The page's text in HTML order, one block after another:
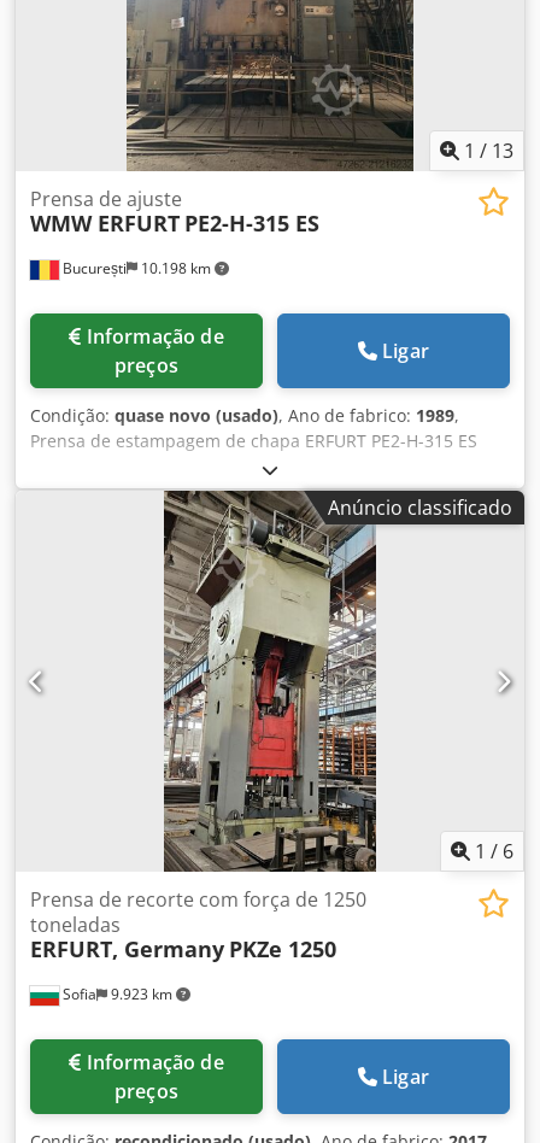
1 / 13
București 10.198 km
Prensa de ajuste
WMW ERFURT PE2-H-315 ES
preços
Ligar
Condição: quase novo (usado), Ano de fabrico: 1989,
Prensa de estampagem de chapa ERFURT PE2-H-315 ES
Fabricante: ERFURT Dkedpfxsyir Uks Apcor Fabricado na
Alemanha Especificações: Força máxima do cursor na
distância até o ponto morto inferior 12,5 mm: 3150 kN
Força do cursor na distância até o ponto morto inferior 160
mm: 1100 kN Quantidade de forças em vazio: 25 mm Curso
do cursor: 500 mm Altura mínima de fechamento: 680 mm
Altura máxima de fechamento: 1000 mm Dimensões da
mesa móvel: 2800x1500 mm Mesa almofadada: - Curso
máximo: 160 mm - Ajuste do curso: 160 mm - Força
máxima de dupla alimentação: 630 kN - Força máxima de
ejeção: 630 kN Potência do motor principal: 45 kW Altura
acima do nível do chão: 7100 mm Peso da prensa: 71,3
Anúncio classificado
1 / 6
Sofia 9.923 km
Prensa de recorte com força de 1250
toneladas
ERFURT, Germany PKZe 1250
preços
Ligar